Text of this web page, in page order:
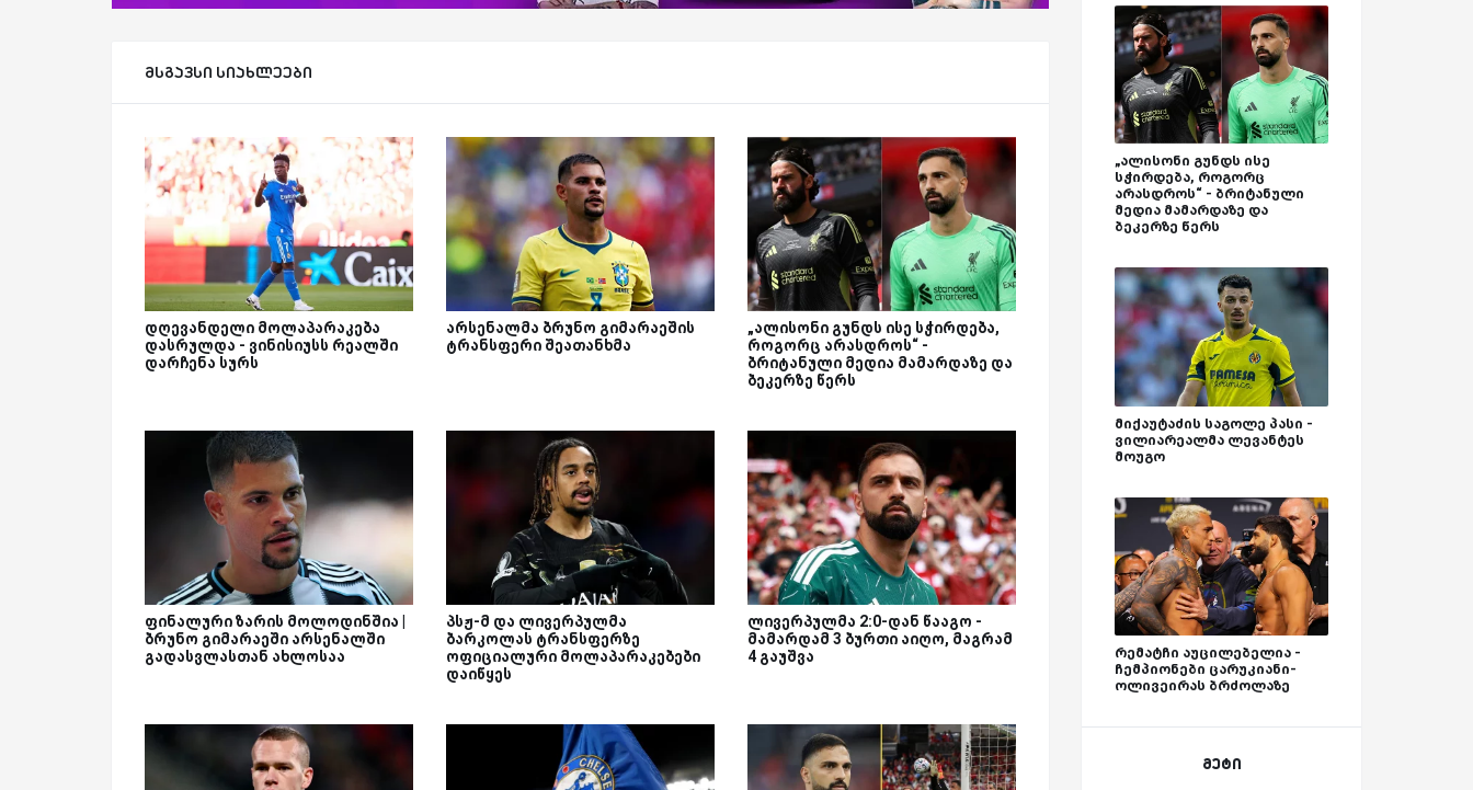
მსგავსი სიახლეები
დღევანდელი მოლაპარაკება
დასრულდა - ვინისიუსს რეალში
დარჩენა სურს
არსენალმა ბრუნო გიმარაეშის
ტრანსფერი შეათანხმა
„ალისონი გუნდს ისე სჭირდება,
როგორც არასდროს“ -
ბრიტანული მედია მამარდაზე და
ბეკერზე წერს
ფინალური ზარის მოლოდინშია |
ბრუნო გიმარაეში არსენალში
გადასვლასთან ახლოსაა
პსჟ-მ და ლივერპულმა
ბარკოლას ტრანსფერზე
ოფიციალური მოლაპარაკებები
დაიწყეს
ლივერპულმა 2:0-დან წააგო -
მამარდამ 3 ბურთი აიღო, მაგრამ
4 გაუშვა
„ალისონი გუნდს ისე
სჭირდება, როგორც
არასდროს“ - ბრიტანული
მედია მამარდაზე და
ბეკერზე წერს
მიქაუტაძის საგოლე პასი -
ვილიარეალმა ლევანტეს
მოუგო
რემატჩი აუცილებელია -
ჩემპიონები ცარუკიანი-
ოლივეირას ბრძოლაზე
მეტი